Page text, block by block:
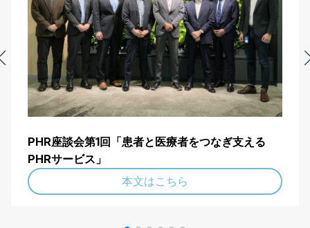
PHR座談会第1回「患者と医療者をつなぎ支える
PHRサービス」
本文はこちら